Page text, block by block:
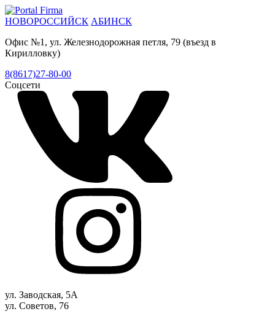
НОВОРОССИЙСК АБИНСК
Офис №1, ул. Железнодорожная петля, 79 (въезд в
Кирилловку)
8(8617)27-80-00
Соцсети
ул. Заводская, 5А
ул. Советов, 76